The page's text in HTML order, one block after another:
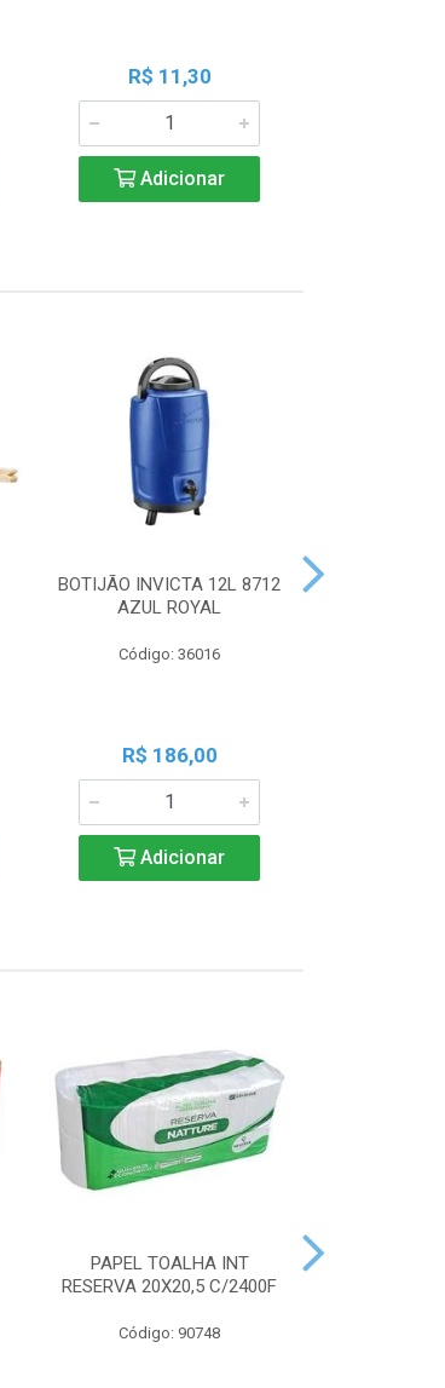
R$ 11,30
Adicionar
BOTIJÃO INVICTA 12L 8712
AZUL ROYAL
Código: 36016
R$ 186,00
Adicionar
PAPEL TOALHA INT
RESERVA 20X20,5 C/2400F
Código: 90748